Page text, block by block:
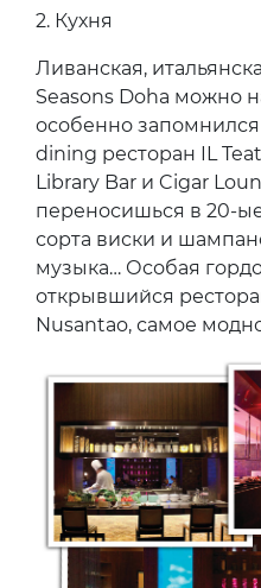
2. Кухня
Ливанская,
Seasons Doha можно
особенно
dining ресторан IL
Library Bar и Cigar
переносишься в 20-
сорта виски и
музыка… Особая
открывшийся
Nusantao, самое